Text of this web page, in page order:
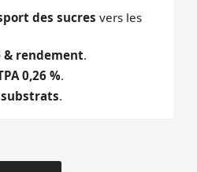
des sucres vers les
& rendement.
0,26 %.
.